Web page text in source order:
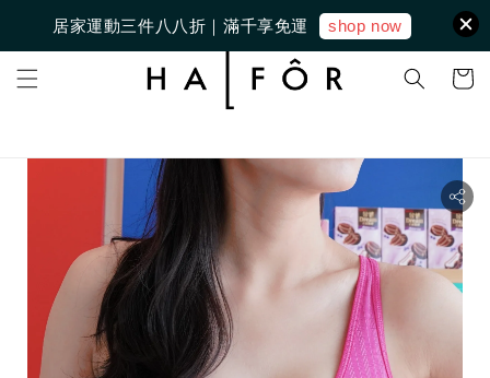
居家運動三件八八折｜滿千享免運 shop now